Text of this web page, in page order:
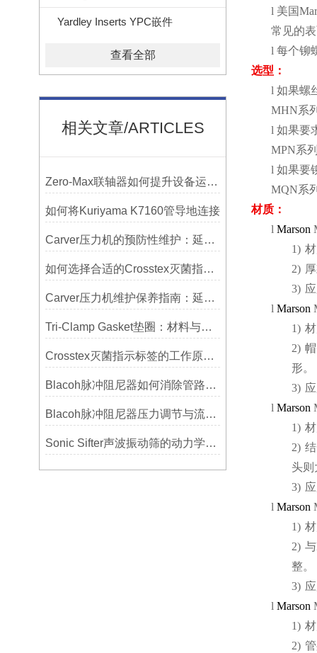
Yardley Inserts YPC嵌件
查看全部
相关文章/ARTICLES
Zero-Max联轴器如何提升设备运行精度？
如何将Kuriyama K7160管导地连接
Carver压力机的预防性维护：延长使用寿命的技巧
如何选择合适的Crosstex灭菌指示标签？
Carver压力机维护保养指南：延长设备寿命的关键
Tri-Clamp Gasket垫圈：材料与应用的全面指南
Crosstex灭菌指示标签的工作原理：变色反应机制详解
Blacoh脉冲阻尼器如何消除管路振动与噪音？
Blacoh脉冲阻尼器压力调节与流量匹配技巧
Sonic Sifter声波振动筛的动力学模拟与性能分析
l 美国
常见的
l 每个铆
选型：
l 如果螺
MHN系
l 如果要
MPN系
l 如果要
MQN系
材质：
l Marson
1)
2)
3)
l Marson
1)
2)
形。
3)
l Marson
1)
2)
头
3)
l Marson
1)
2) 与
整。
3)
l Marson
1)
2)